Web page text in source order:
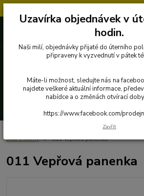
727 862 655, 737 283 505
Ryby, maso a masné
chov z farmy
011 Vepřová panenka
011 Vepřová panenka
Uzavírka objednávek v
hodin.
Naši milí, objednávky přijaté do úterního
připraveny k vyzvednutí v pátek
Máte-li možnost, sledujte nás na
najdete veškeré aktuální informace,
nabídce a o změnách otvírací
https://www.facebook.com/
Zavřít